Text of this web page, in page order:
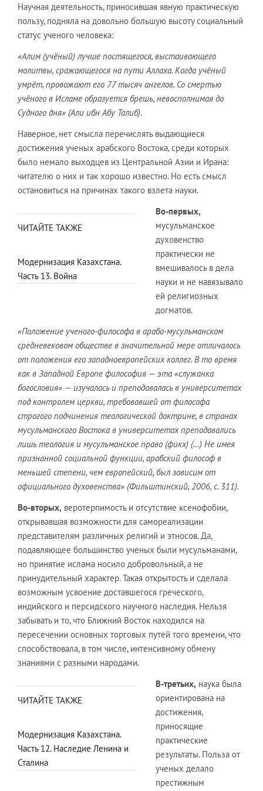
Научная деятельность, приносившая явную практическую
пользу, подняла на довольно большую высоту социальный
статус ученого человека:
«Алим (учёный) лучше постящегося, выстаивающего
молитвы, сражающегося на пути Аллаха. Когда учёный
умрёт, провожают его 77 тысяч ангелов. Со смертью
учёного в Исламе образуется брешь, невосполнимая до
Судного дня» (Али ибн Абу Талиб).
Наверное, нет смысла перечислять выдающиеся
достижения ученых арабского Востока, среди которых
было немало выходцев из Центральной Азии и Ирана:
читателю о них и так хорошо известно. Но есть смысл
остановиться на причинах такого взлета науки.
ЧИТАЙТЕ ТАКЖЕ
Модернизация Казахстана.
Часть 13. Война
Во-первых,
мусульманское
духовенство
практически не
вмешивалось в дела
науки и не навязывало
ей религиозных
догматов.
«Положение ученого-философа в арабо-мусульманском
средневековом обществе в значительной мере отличалось
от положения его западноевропейских коллег. В то время
как в Западной Европе философия — эта «служанка
богословия» — изучалась и преподавалась в университетах
под контролем церкви, требовавшей от философа
строгого подчинения теологической доктрине, в странах
мусульманского Востока в университетах преподавались
лишь теология и мусульманское право (фикх) (…) Не имея
признанной социальной функции, арабский философ в
меньшей степени, чем европейский, был зависим от
официального духовенства» (Фильштинский, 2006, с. 311).
Во-вторых, веротерпимость и отсутствие ксенофобии,
открывавшая возможности для самореализации
представителям различных религий и этносов. Да,
подавляющее большинство ученых были мусульманами,
но принятие ислама носило добровольный, а не
принудительный характер. Такая открытость и сделала
возможным усвоение доставшегося греческого,
индийского и персидского научного наследия. Нельзя
забывать и то, что Ближний Восток находился на
пересечении основных торговых путей того времени, что
способствовала, в том числе, интенсивному обмену
знаниями с разными народами.
ЧИТАЙТЕ ТАКЖЕ
Модернизация Казахстана.
Часть 12. Наследие Ленина и
Сталина
В-третьих, наука была
ориентирована на
достижения,
приносящие
практические
результаты. Польза от
ученых делало
престижным